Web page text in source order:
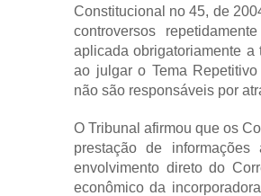
Constitucional no 45, de
controversos
aplicada obrigatoriamente
ao julgar o Tema
não são responsáveis por
O Tribunal afirmou que os
prestação de
envolvimento direto do
econômico da